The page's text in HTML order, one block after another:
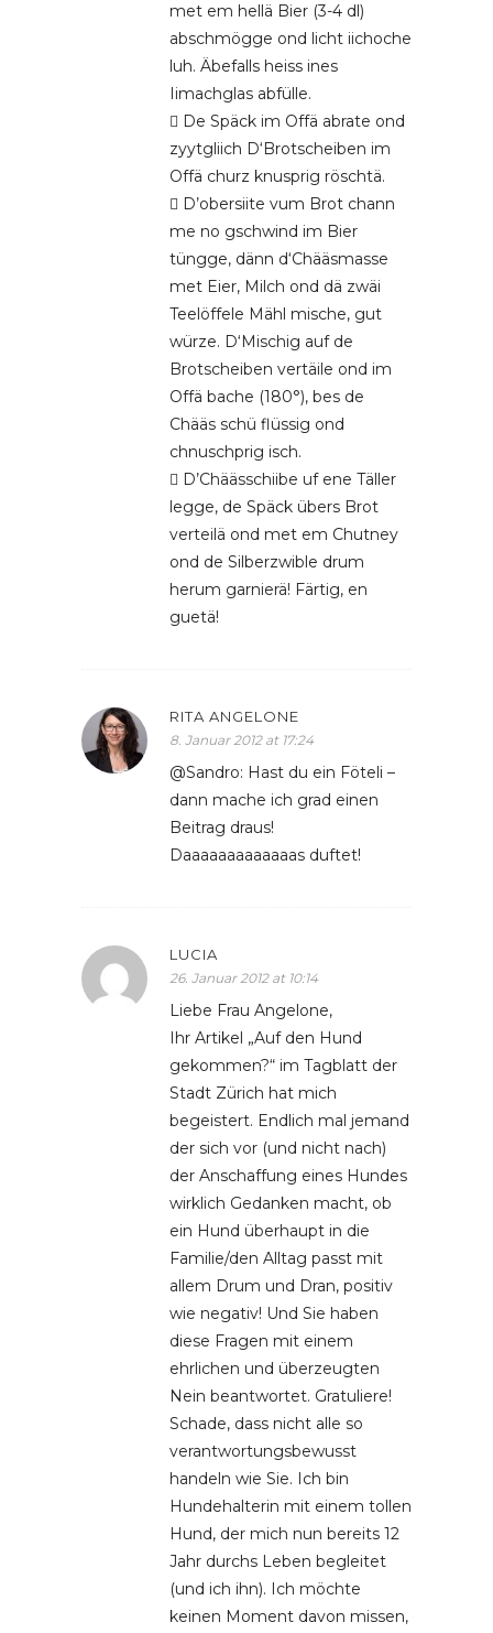
met em hellä Bier (3-4 dl)
abschmögge ond licht iichoche
luh. Äbefalls heiss ines
Iimachglas abfülle.
 De Späck im Offä abrate ond
zyytgliich D‘Brotscheiben im
Offä churz knusprig röschtä.
 D’obersiite vum Brot chann
me no gschwind im Bier
tüngge, dänn d‘Chääsmasse
met Eier, Milch ond dä zwäi
Teelöffele Mähl mische, gut
würze. D‘Mischig auf de
Brotscheiben vertäile ond im
Offä bache (180°), bes de
Chääs schü flüssig ond
chnuschprig isch.
 D’Chäässchiibe uf ene Täller
legge, de Späck übers Brot
verteilä ond met em Chutney
ond de Silberzwible drum
herum garnierä! Färtig, en
guetä!
RITA ANGELONE
8. Januar 2012 at 17:24
@Sandro: Hast du ein Föteli –
dann mache ich grad einen
Beitrag draus!
Daaaaaaaaaaaaas duftet!
LUCIA
26. Januar 2012 at 10:14
Liebe Frau Angelone,
Ihr Artikel „Auf den Hund
gekommen?“ im Tagblatt der
Stadt Zürich hat mich
begeistert. Endlich mal jemand
der sich vor (und nicht nach)
der Anschaffung eines Hundes
wirklich Gedanken macht, ob
ein Hund überhaupt in die
Familie/den Alltag passt mit
allem Drum und Dran, positiv
wie negativ! Und Sie haben
diese Fragen mit einem
ehrlichen und überzeugten
Nein beantwortet. Gratuliere!
Schade, dass nicht alle so
verantwortungsbewusst
handeln wie Sie. Ich bin
Hundehalterin mit einem tollen
Hund, der mich nun bereits 12
Jahr durchs Leben begleitet
(und ich ihn). Ich möchte
keinen Moment davon missen,